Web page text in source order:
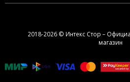
2018-2026 © Интекс Стор –
магазин